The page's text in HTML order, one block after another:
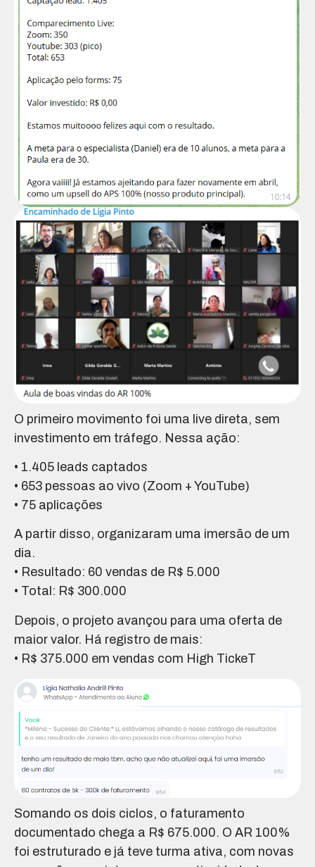
O primeiro movimento foi uma live direta, sem
investimento em tráfego. Nessa ação:
• 1.405 leads captados
• 653 pessoas ao vivo (Zoom + YouTube)
• 75 aplicações
A partir disso, organizaram uma imersão de um
dia.
• Resultado: 60 vendas de R$ 5.000
• Total: R$ 300.000
Depois, o projeto avançou para uma oferta de
maior valor. Há registro de mais:
• R$ 375.000 em vendas com High TickeT
Somando os dois ciclos, o faturamento
documentado chega a R$ 675.000. O AR 100%
foi estruturado e já teve turma ativa, com novas